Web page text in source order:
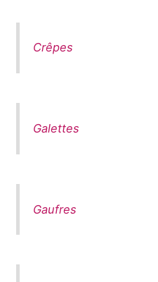
Crêpes
Galettes
Gaufres